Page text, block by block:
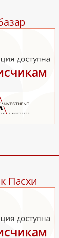
Пасхи